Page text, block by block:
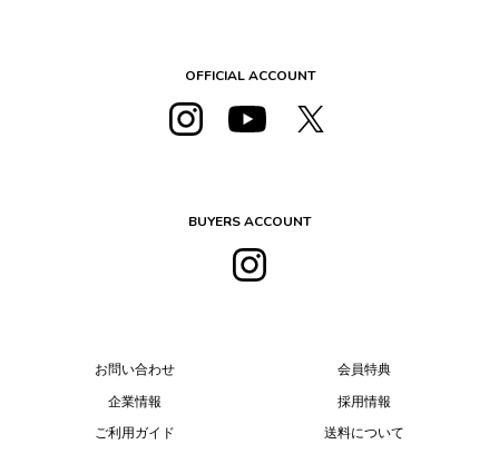
OFFICIAL ACCOUNT
BUYERS ACCOUNT
お問い合わせ
企業情報
ご利用ガイド
会員特典
採用情報
送料について